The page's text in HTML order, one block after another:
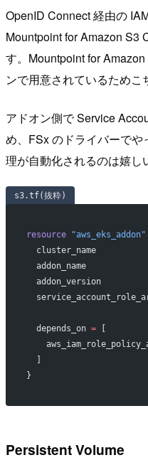
OpenID Connect 経由の
Mountpoint for Amazon S3
す。Mountpoint for
ンで用意されているためこ
アドオン側で Service
め、FSx のドライバーで
理が自動化されるのは嬉し
s3.tf(抜粋)
resource "aws_eks_addon"
  cluster_name
  addon_name
  addon_version
  depends_on
= [
  ]
}
Persistent Volume